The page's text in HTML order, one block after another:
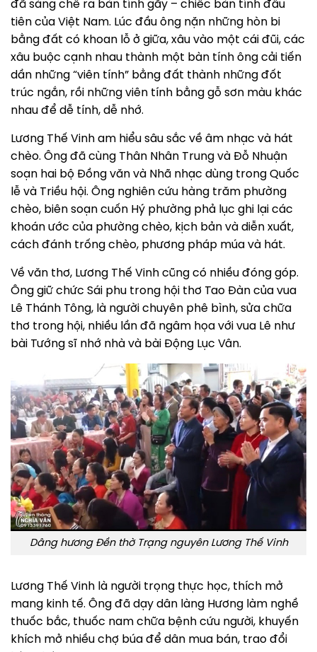
đã sáng chế ra bàn tính gẩy – chiếc bàn tính đầu
tiên của Việt Nam. Lúc đầu ông nặn những hòn bi
bằng đất có khoan lỗ ở giữa, xâu vào một cái đũi, các
xâu buộc cạnh nhau thành một bàn tính ông cải tiến
dần những “viên tính” bằng đất thành những đốt
trúc ngắn, rồi những viên tính bằng gỗ sơn màu khác
nhau để dễ tính, dễ nhớ.
Lương Thế Vinh am hiểu sâu sắc về âm nhạc và hát
chèo. Ông đã cùng Thân Nhân Trung và Đỗ Nhuận
soạn hai bộ Đồng văn và Nhã nhạc dùng trong Quốc
lễ và Triều hội. Ông nghiên cứu hàng trăm phường
chèo, biên soạn cuốn Hý phường phả lục ghi lại các
khoán ước của phường chèo, kịch bản và diễn xuất,
cách đánh trống chèo, phương pháp múa và hát.
Về văn thơ, Lương Thế Vinh cũng có nhiều đóng góp.
Ông giữ chức Sái phu trong hội thơ Tao Đàn của vua
Lê Thánh Tông, là người chuyên phê bình, sửa chữa
thơ trong hội, nhiều lần đã ngâm họa với vua Lê như
bài Tướng sĩ nhớ nhà và bài Động Lục Vân.
Dâng hương Đền thờ Trạng nguyên Lương Thế Vinh
Lương Thế Vinh là người trọng thực học, thích mở
mang kinh tế. Ông đã dạy dân làng Hương làm nghề
thuốc bắc, thuốc nam chữa bệnh cứu người, khuyến
khích mở nhiều chợ búa để dân mua bán, trao đổi